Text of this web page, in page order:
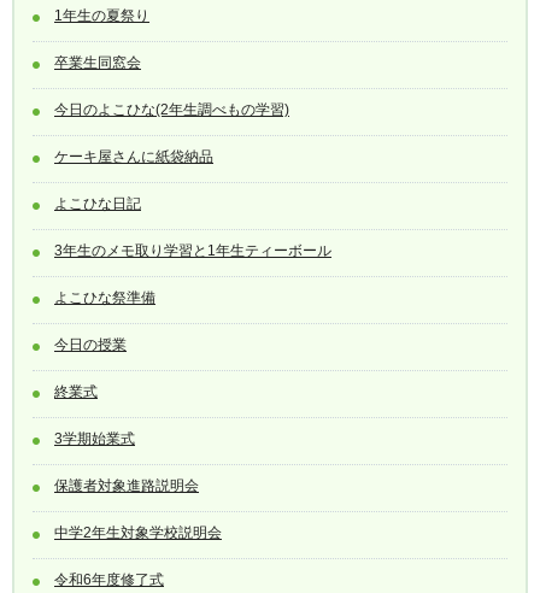
1年生の夏祭り
卒業生同窓会
今日のよこひな(2年生調べもの学習)
ケーキ屋さんに紙袋納品
よこひな日記
3年生のメモ取り学習と1年生ティーボール
よこひな祭準備
今日の授業
終業式
3学期始業式
保護者対象進路説明会
中学2年生対象学校説明会
令和6年度修了式